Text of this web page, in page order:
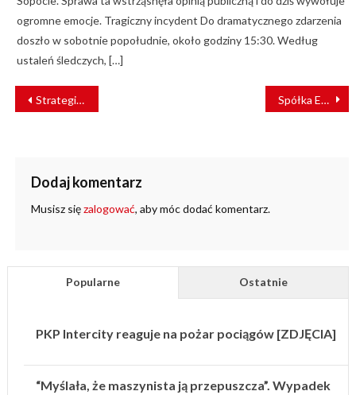
ogromne emocje. Tragiczny incydent Do dramatycznego zdarzenia
doszło w sobotnie popołudnie, około godziny 15:30. Według
ustaleń śledczych, […]
NAWIGACJA
WPISU
Strategia ESG na lata 2024-28 Spółka EL-IN odrestaurowała przewoźną podstację trakcyjną [WYWIAD]
Dodaj komentarz
Musisz sięzalogować, aby móc dodać komentarz.
Popularne Ostatnie
PKP Intercity reaguje na pożar pociągów [ZDJĘCIA]
“Myślała, że maszynista ją przepuszcza”. Wypadek